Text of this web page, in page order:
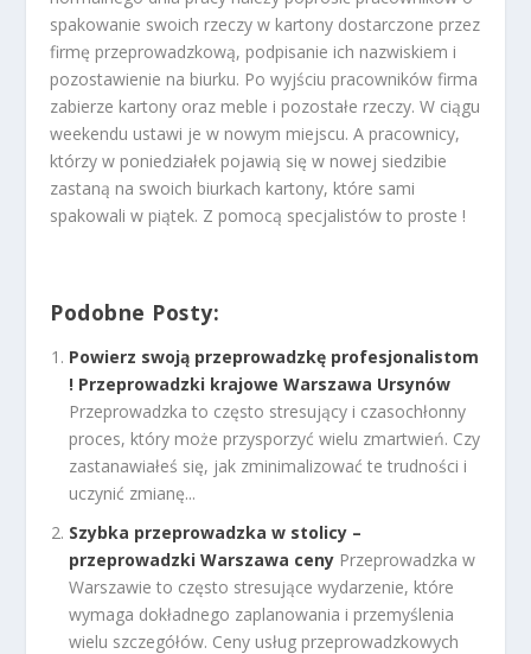
spakowanie swoich rzeczy w kartony dostarczone przez
firmę przeprowadzkową, podpisanie ich nazwiskiem i
pozostawienie na biurku. Po wyjściu pracowników firma
zabierze kartony oraz meble i pozostałe rzeczy. W ciągu
weekendu ustawi je w nowym miejscu. A pracownicy,
którzy w poniedziałek pojawią się w nowej siedzibie
zastaną na swoich biurkach kartony, które sami
spakowali w piątek. Z pomocą specjalistów to proste !
Podobne Posty:
Powierz swoją przeprowadzkę profesjonalistom
! Przeprowadzki krajowe Warszawa Ursynów
Przeprowadzka to często stresujący i czasochłonny
proces, który może przysporzyć wielu zmartwień. Czy
zastanawiałeś się, jak zminimalizować te trudności i
uczynić zmianę...
Szybka przeprowadzka w stolicy –
przeprowadzki Warszawa ceny Przeprowadzka w
Warszawie to często stresujące wydarzenie, które
wymaga dokładnego zaplanowania i przemyślenia
wielu szczegółów. Ceny usług przeprowadzkowych